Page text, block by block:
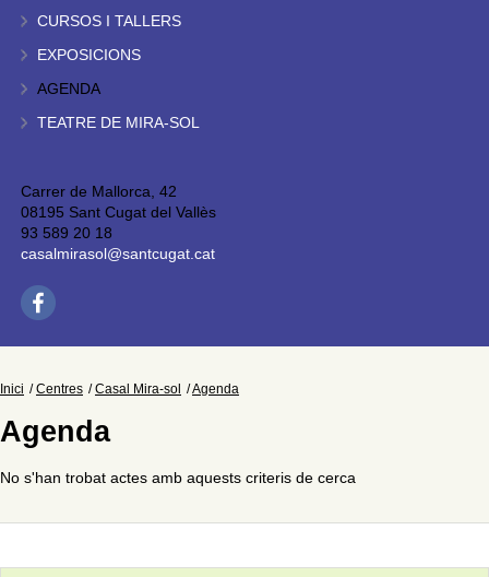
CURSOS I TALLERS
EXPOSICIONS
AGENDA
TEATRE DE MIRA-SOL
Carrer de Mallorca, 42
08195 Sant Cugat del Vallès
93 589 20 18
casalmirasol@santcugat.cat
Inici Centres Casal Mira-sol Agenda
Agenda
No s'han trobat actes amb aquests criteris de cerca